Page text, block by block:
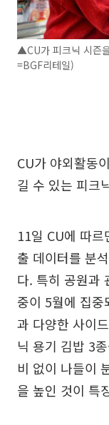
▲CU가 피크닉 시즌
=BGF리테일)
CU가 야외활동
길 수 있는 피크
11일 CU에 따
출 데이터를 분
다. 특히 공원과
중이 5월에 집
과 다양한 사이
닉 용기 김밥 3
비 없이 나들이
을 높인 것이 특